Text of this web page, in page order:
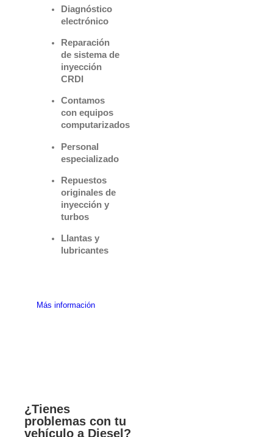
Diagnóstico
electrónico
Reparación
de sistema de
inyección
CRDI
Contamos
con equipos
computarizados
Personal
especializado
Repuestos
originales de
inyección y
turbos
Llantas y
lubricantes
Más información
¿Tienes
problemas con tu
vehículo a Diesel?